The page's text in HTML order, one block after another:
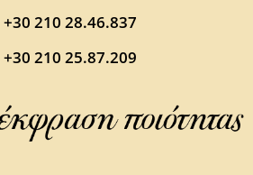
+30 210 28.46.837
+30 210 25.87.209